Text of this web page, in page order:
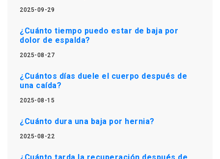
2025-09-29
¿Cuánto tiempo puedo estar de baja por
dolor de espalda?
2025-08-27
¿Cuántos días duele el cuerpo después de
una caída?
2025-08-15
¿Cuánto dura una baja por hernia?
2025-08-22